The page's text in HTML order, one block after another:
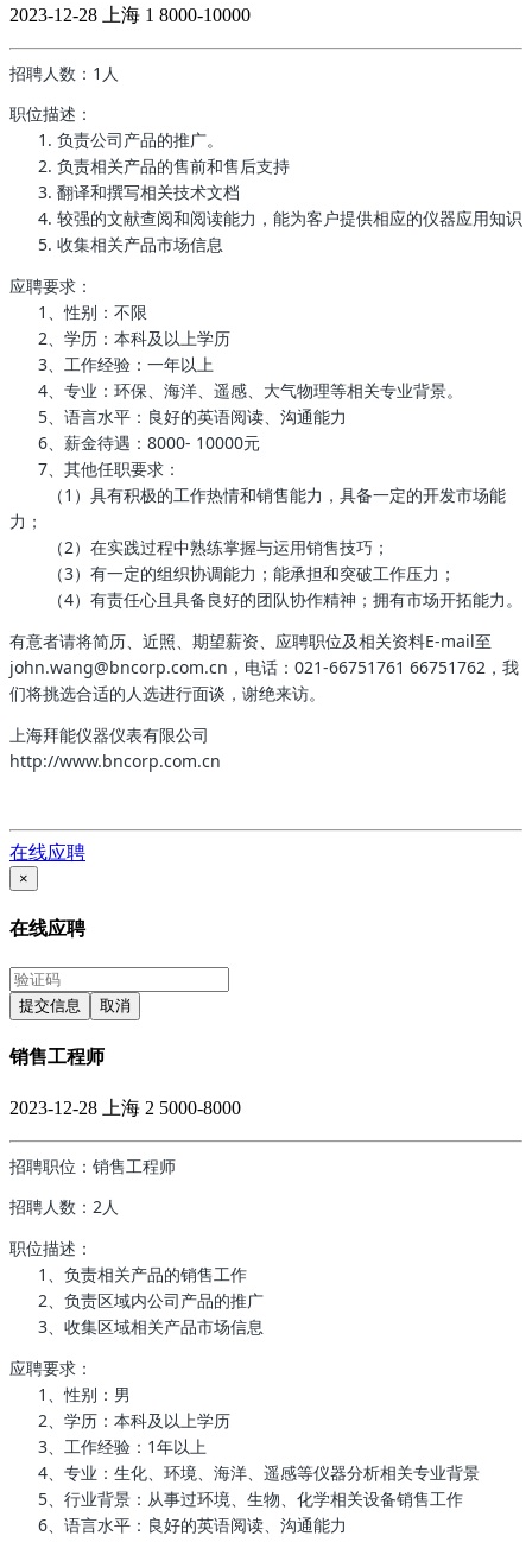
2023-12-28 上海 1 8000-10000
招聘人数：1人
职位描述：
1. 负责公司产品的推广。
2. 负责相关产品的售前和售后支持
3. 翻译和撰写相关技术文档
4. 较强的文献查阅和阅读能力，能为客户提供相应的仪器应用知识
5. 收集相关产品市场信息
应聘要求：
1、性别：不限
2、学历：本科及以上学历
3、工作经验：一年以上
4、专业：环保、海洋、遥感、大气物理等相关专业背景。
5、语言水平：良好的英语阅读、沟通能力
6、薪金待遇：8000- 10000元
7、其他任职要求：
（1）具有积极的工作热情和销售能力，具备一定的开发市场能
力；
（2）在实践过程中熟练掌握与运用销售技巧；
（3）有一定的组织协调能力；能承担和突破工作压力；
（4）有责任心且具备良好的团队协作精神；拥有市场开拓能力。
有意者请将简历、近照、期望薪资、应聘职位及相关资料E-mail至
john.wang@bncorp.com.cn，电话：021-66751761 66751762，我
们将挑选合适的人选进行面谈，谢绝来访。
上海拜能仪器仪表有限公司
http://www.bncorp.com.cn
在线应聘
×
在线应聘
提交信息 取消
销售工程师
2023-12-28 上海 2 5000-8000
招聘职位：销售工程师
招聘人数：2人
职位描述：
1、负责相关产品的销售工作
2、负责区域内公司产品的推广
3、收集区域相关产品市场信息
应聘要求：
1、性别：男
2、学历：本科及以上学历
3、工作经验：1年以上
4、专业：生化、环境、海洋、遥感等仪器分析相关专业背景
5、行业背景：从事过环境、生物、化学相关设备销售工作
6、语言水平：良好的英语阅读、沟通能力